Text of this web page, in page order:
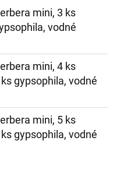
mini, 3 ks
vodné
mini, 4 ks
gypsophila, vodné
mini, 5 ks
gypsophila, vodné